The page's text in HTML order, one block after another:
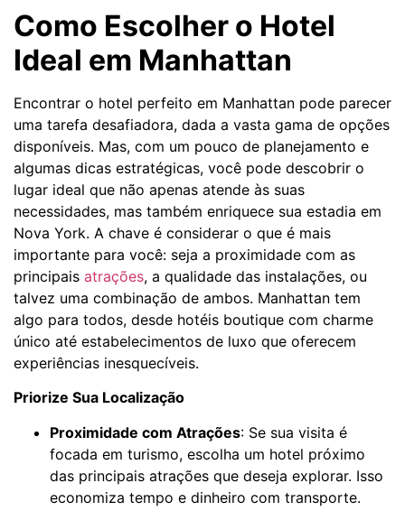
Como Escolher o Hotel
Ideal em Manhattan
Encontrar o hotel perfeito em Manhattan pode parecer
uma tarefa desafiadora, dada a vasta gama de opções
disponíveis. Mas, com um pouco de planejamento e
algumas dicas estratégicas, você pode descobrir o
lugar ideal que não apenas atende às suas
necessidades, mas também enriquece sua estadia em
Nova York. A chave é considerar o que é mais
importante para você: seja a proximidade com as
principais atrações, a qualidade das instalações, ou
talvez uma combinação de ambos. Manhattan tem
algo para todos, desde hotéis boutique com charme
único até estabelecimentos de luxo que oferecem
experiências inesquecíveis.
Priorize Sua Localização
Proximidade com Atrações: Se sua visita é
focada em turismo, escolha um hotel próximo
das principais atrações que deseja explorar. Isso
economiza tempo e dinheiro com transporte.